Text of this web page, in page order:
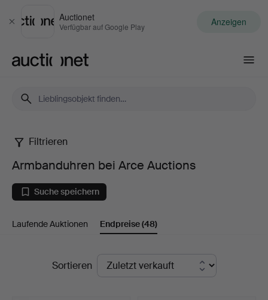
Schließen
Auctionet
Verfügbar auf Google Play Anzeigen
Armbanduhren
bei
Arce
Auctions
Filtrieren
Armbanduhren bei Arce Auctions
Suche speichern
Laufende Auktionen Endpreise(48)
EndpreiseSortieren